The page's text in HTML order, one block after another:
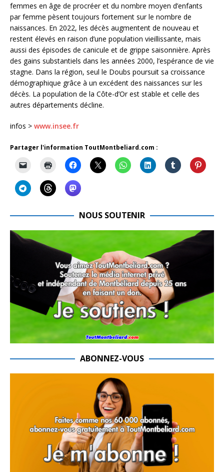
femmes en âge de procréer et du nombre moyen d’enfants
par femme pèsent toujours fortement sur le nombre de
naissances. En 2022, les décès augmentent de nouveau et
restent élevés en raison d’une population vieillissante, mais
aussi des épisodes de canicule et de grippe saisonnière. Après
des gains substantiels dans les années 2000, l’espérance de vie
stagne. Dans la région, seul le Doubs poursuit sa croissance
démographique grâce à un excédent des naissances sur les
décès. La population de la Côte-d’Or est stable et celle des
autres départements décline.
infos > www.insee.fr
Partager l'information ToutMontbeliard.com :
NOUS SOUTENIR
ABONNEZ-VOUS